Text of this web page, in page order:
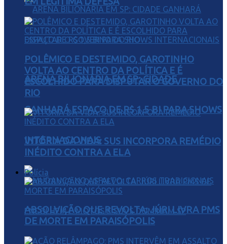
ARENA BILIONÁRIA EM SP: CIDADE
GANHARÁ ESPAÇO DE R$ 1,5 BI PARA SHOWS
INTERNACIONAIS
POLÊMICO E DESTEMIDO, GAROTINHO
VOLTA AO CENTRO DA POLÍTICA E É
ESCOLHIDO PARA DISPUTAR O GOVERNO DO
RIO
VITÓRIA DA VIDA: SUS INCORPORA REMÉDIO
INÉDITO CONTRA A ELA
Polícia
ABSOLVIÇÃO QUE REVOLTA: JÚRI LIVRA PMS
DE MORTE EM PARAISÓPOLIS